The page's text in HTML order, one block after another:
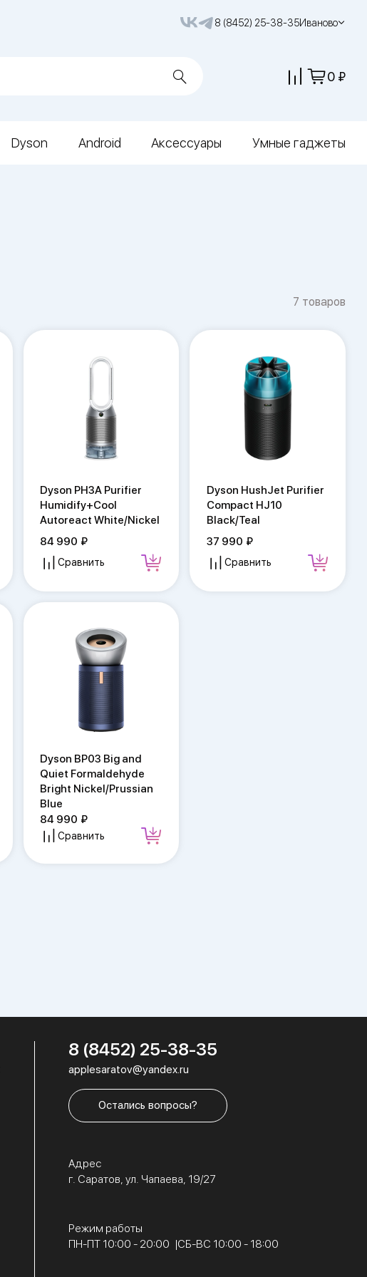
8 (8452) 25-38-35Иваново
0
Dyson Android Аксессуары Умные гаджеты
7 товаров
Dyson PH3A Purifier
Humidify+Cool
Autoreact White/Nickel
84 990
Сравнить
Dyson HushJet Purifier
Compact HJ10
Black/Teal
37 990
Сравнить
Dyson BP03 Big and
Quiet Formaldehyde
Bright Nickel/Prussian
Blue
84 990
Сравнить
8 (8452) 25-38-35
applesaratov@yandex.ru
Остались вопросы?
Адрес
г. Саратов, ул. Чапаева, 19/27
Режим работы
ПН-ПТ 10:00 - 20:00
СБ-ВС 10:00 - 18:00